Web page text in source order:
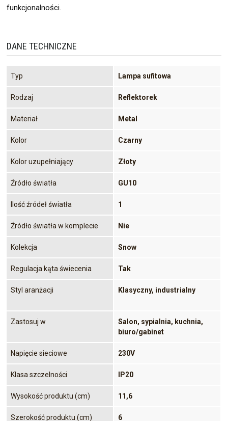
funkcjonalności.
DANE TECHNICZNE
Typ Lampa sufitowa
Rodzaj Reflektorek
Materiał Metal
Kolor Czarny
Kolor uzupełniający Złoty
Źródło światła GU10
Ilość źródeł światła 1
Źródło światła w komplecie Nie
Kolekcja Snow
Regulacja kąta świecenia Tak
Styl aranżacji Klasyczny, industrialny
Zastosuj w
Salon, sypialnia, kuchnia,
biuro/gabinet
Napięcie sieciowe 230V
Klasa szczelności IP20
Wysokość produktu (cm) 11,6
Szerokość produktu (cm) 6